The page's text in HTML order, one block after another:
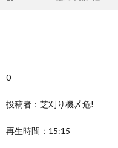
0
投稿者：芝刈り機〆危!
再生時間：15:15